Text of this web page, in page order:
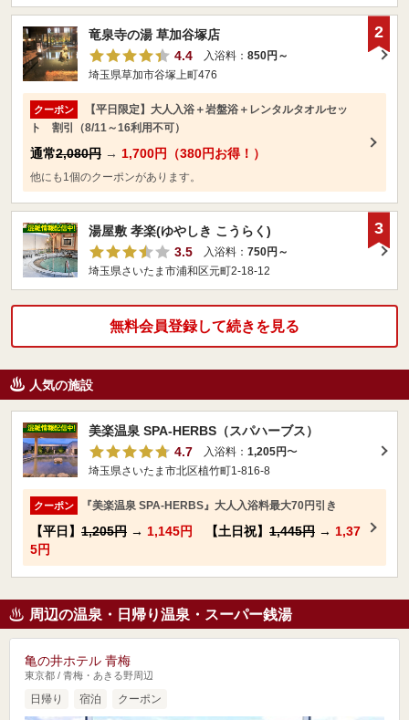
竜泉寺の湯 草加谷塚店
4.4
入浴料： 850円～
埼玉県草加市谷塚上町476
クーポン
【平日限定】大人入浴＋岩盤浴＋レンタルタオルセッ
ト 割引（8/11～16利用不可）
通常2,080円 → 1,700円（380円お得！）
他にも1個のクーポンがあります。
2
湯屋敷 孝楽(ゆやしき こうらく)
3.5
入浴料： 750円～
埼玉県さいたま市浦和区元町2-18-12
3
無料会員登録して続きを見る
人気の施設
美楽温泉 SPA-HERBS（スパハーブス）
4.7
入浴料： 1,205円〜
埼玉県さいたま市北区植竹町1-816-8
クーポン 『美楽温泉 SPA-HERBS』大人入浴料最大70円引き
【平日】 1,205円 → 1,145円 【土日祝】 1,445円 → 1,37
5円
周辺の温泉・日帰り温泉・スーパー銭湯
亀の井ホテル 青梅
東京都 / 青梅・あきる野周辺
日帰り 宿泊 クーポン